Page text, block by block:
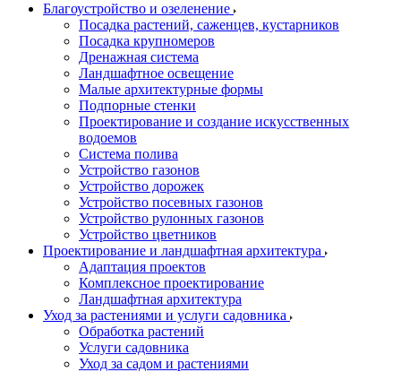
Благоустройство и озеленение
Посадка растений, саженцев, кустарников
Посадка крупномеров
Дренажная система
Ландшафтное освещение
Малые архитектурные формы
Подпорные стенки
Проектирование и создание искусственных
водоемов
Система полива
Устройство газонов
Устройство дорожек
Устройство посевных газонов
Устройство рулонных газонов
Устройство цветников
Проектирование и ландшафтная архитектура
Адаптация проектов
Комплексное проектирование
Ландшафтная архитектура
Уход за растениями и услуги садовника
Обработка растений
Услуги садовника
Уход за садом и растениями